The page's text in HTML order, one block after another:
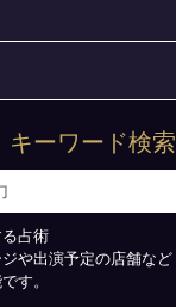
キーワード検索
占術
や出演予定の店舗など
す。